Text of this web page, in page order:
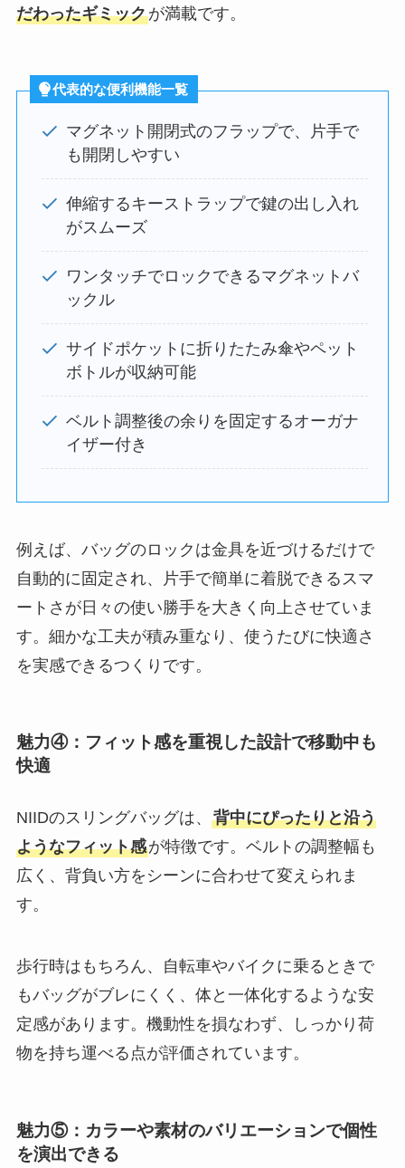
だわったギミックが満載です。
代表的な便利機能一覧
マグネット開閉式のフラップで、片手で
も開閉しやすい
伸縮するキーストラップで鍵の出し入れ
がスムーズ
ワンタッチでロックできるマグネットバ
ックル
サイドポケットに折りたたみ傘やペット
ボトルが収納可能
ベルト調整後の余りを固定するオーガナ
イザー付き
例えば、バッグのロックは金具を近づけるだけで
自動的に固定され、片手で簡単に着脱できるスマ
ートさが日々の使い勝手を大きく向上させていま
す。細かな工夫が積み重なり、使うたびに快適さ
を実感できるつくりです。
魅力④：フィット感を重視した設計で移動中も
快適
NIIDのスリングバッグは、 背中にぴったりと沿う
ようなフィット感が特徴です。ベルトの調整幅も
広く、背負い方をシーンに合わせて変えられま
す。
歩行時はもちろん、自転車やバイクに乗るときで
もバッグがブレにくく、体と一体化するような安
定感があります。機動性を損なわず、しっかり荷
物を持ち運べる点が評価されています。
魅力⑤：カラーや素材のバリエーションで個性
を演出できる